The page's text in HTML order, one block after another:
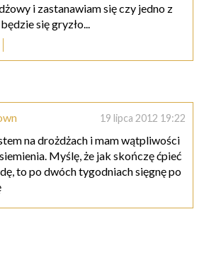
i zastanawiam się czy jedno z
się gryzło...
19 lipca 2012 19:22
na drożdżach i mam wątpliwości
Myślę, że jak skończę ćpieć
to po dwóch tygodniach sięgnę po